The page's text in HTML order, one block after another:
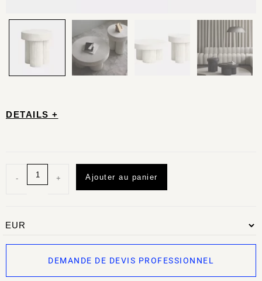
DETAILS +
- + Ajouter au panier
DEMANDE DE DEVIS PROFESSIONNEL